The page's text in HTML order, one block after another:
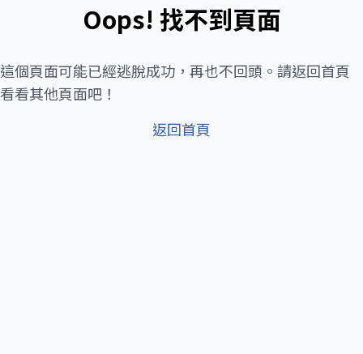
Oops! 找不到頁面
這個頁面可能已經逃脫成功，再也不回頭。請返回首頁
看看其他頁面吧！
返回首頁